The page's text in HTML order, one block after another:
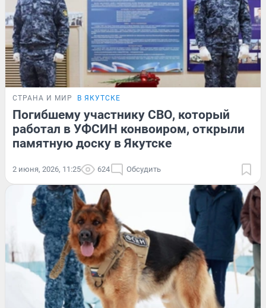
СТРАНА И МИР В ЯКУТСКЕ
Погибшему участнику СВО, который
работал в УФСИН конвоиром, открыли
памятную доску в Якутске
2 июня, 2026, 11:25 624 Обсудить